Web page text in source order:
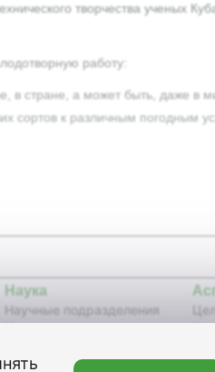
творчества ученых
работу:
в стране, а может быть, даже в
сортов к различным погодным
Наука
Научные подразделения
Научные издания
изобретения,